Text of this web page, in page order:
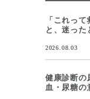
「これっ
と、迷った
2026.08.03
健康診断の
血・尿糖の